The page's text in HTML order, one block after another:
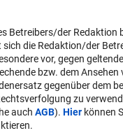
Betreibers/der Redaktion
die Redaktion/der
vor, gegen
bzw. dem Ansehen
gegenüber dem
zu
auch AGB). Hier können